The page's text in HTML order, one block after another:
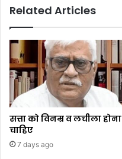
Related Articles
सत्ता को विनम्र व लचीला होना
चाहिए
7 days ago